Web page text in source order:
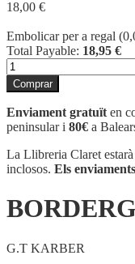
18,00 €
Embolicar per a regal (
Total Payable: 18,95 €
quantitat
de
BORDERGRAMS
Comprar
Enviament gratuït en
peninsular i 80€ a
La Llibreria Claret estarà
inclosos. Els
G.T KARBER